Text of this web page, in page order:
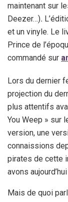
maintenant sur
Deezer…).
et un vinyle. Le
Prince de
commandé sur
Lors du dernier
projection du
plus attentifs
You Weep » sur
version, une
connaissions
pirates de cette
avons
Mais de quoi